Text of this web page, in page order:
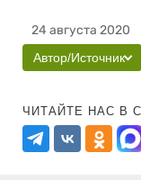
24 августа 2020
Автор/Источник
ЧИТАЙТЕ НАС В